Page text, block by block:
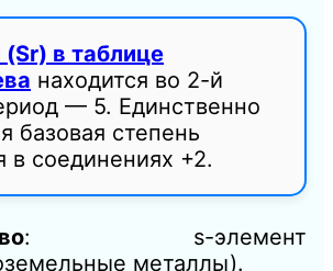
в таблице
находится во 2-й
— 5. Единственно
базовая степень
в соединениях +2.
: s-элемент
металлы).